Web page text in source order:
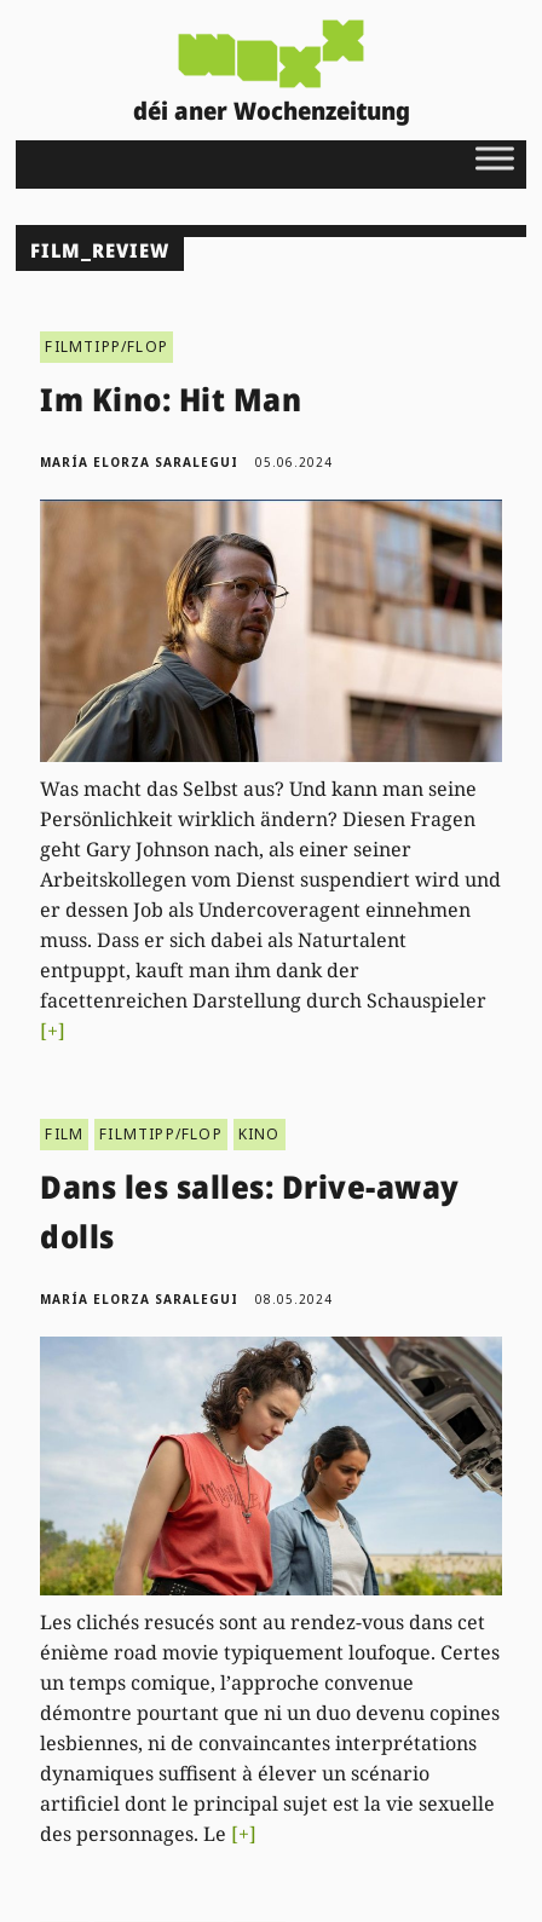
déi aner Wochenzeitung
FILM_REVIEW
FILMTIPP/FLOP
Im Kino: Hit Man
MARÍA ELORZA SARALEGUI 05.06.2024
Was macht das Selbst aus? Und kann man seine
Persönlichkeit wirklich ändern? Diesen Fragen
geht Gary Johnson nach, als einer seiner
Arbeitskollegen vom Dienst suspendiert wird und
er dessen Job als Undercoveragent einnehmen
muss. Dass er sich dabei als Naturtalent
entpuppt, kauft man ihm dank der
facettenreichen Darstellung durch Schauspieler
[+]
FILM FILMTIPP/FLOP KINO
Dans les salles: Drive-away
dolls
MARÍA ELORZA SARALEGUI 08.05.2024
Les clichés resucés sont au rendez-vous dans cet
énième road movie typiquement loufoque. Certes
un temps comique, l’approche convenue
démontre pourtant que ni un duo devenu copines
lesbiennes, ni de convaincantes interprétations
dynamiques suffisent à élever un scénario
artificiel dont le principal sujet est la vie sexuelle
des personnages. Le [+]